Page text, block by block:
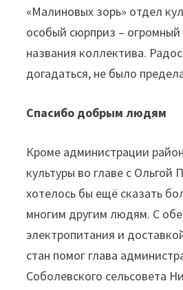
«Малиновых зорь» отдел
особый сюрприз –
названия коллектива.
догадаться, не было
Спасибо добрым людям
Кроме администрации
культуры во главе с Ольгой
хотелось бы ещё сказать
многим другим людям. С
электропитания и
стан помог глава
Соболевского сельсовета